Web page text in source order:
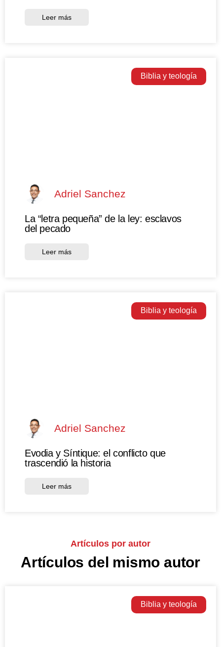
Leer más
Biblia y teología
Adriel Sanchez
La “letra pequeña” de la ley: esclavos
del pecado
Leer más
Biblia y teología
Adriel Sanchez
Evodia y Síntique: el conflicto que
trascendió la historia
Leer más
Artículos por autor
Artículos del mismo autor
Biblia y teología